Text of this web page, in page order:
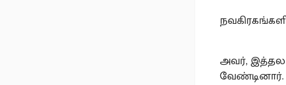
அவர், இத்தல
வேண்டினார்.